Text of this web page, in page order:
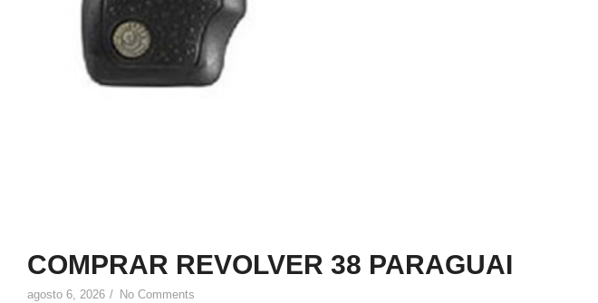
COMPRAR REVOLVER 38 PARAGUAI
agosto 6, 2026 / No Comments